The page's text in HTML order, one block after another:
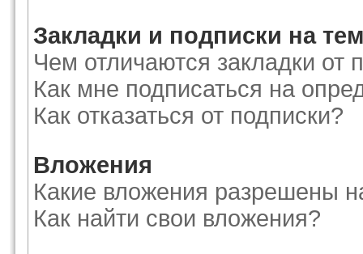
Закладки и подписки на
Чем отличаются закладки от
Как мне подписаться на
Как отказаться от подписки?
Вложения
Какие вложения разрешены
Как найти свои вложения?